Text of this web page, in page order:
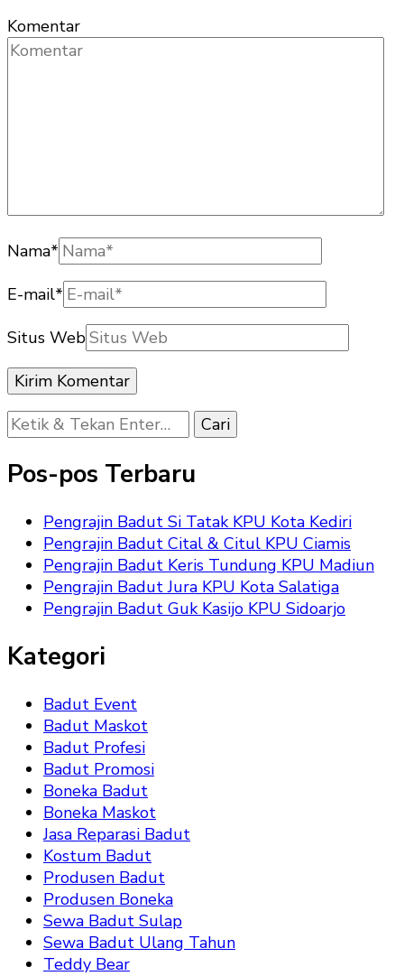
Komentar
Nama*
E-mail*
Situs Web
Mencari
Sesuatu?
Pos-pos Terbaru
Pengrajin Badut Si Tatak KPU Kota Kediri
Pengrajin Badut Cital & Citul KPU Ciamis
Pengrajin Badut Keris Tundung KPU Madiun
Pengrajin Badut Jura KPU Kota Salatiga
Pengrajin Badut Guk Kasijo KPU Sidoarjo
Kategori
Badut Event
Badut Maskot
Badut Profesi
Badut Promosi
Boneka Badut
Boneka Maskot
Jasa Reparasi Badut
Kostum Badut
Produsen Badut
Produsen Boneka
Sewa Badut Sulap
Sewa Badut Ulang Tahun
Teddy Bear